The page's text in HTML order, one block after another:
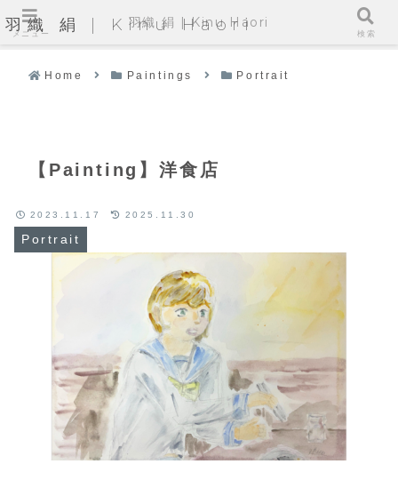
羽織 絹 | Kinu Haori
Home Paintings Portrait
【Painting】洋食店
Portrait
2023.11.17 2025.11.30
メニュー
羽織 絹 | Kinu Haori
検索